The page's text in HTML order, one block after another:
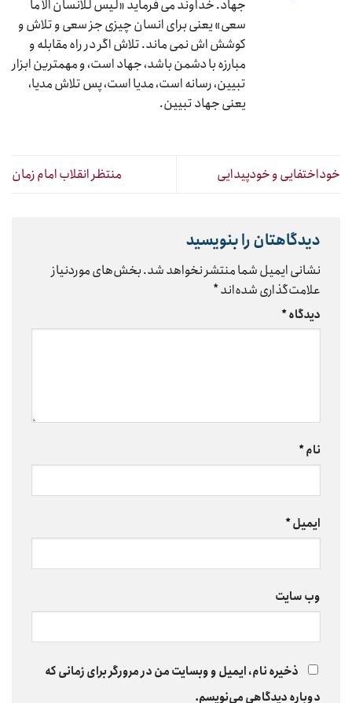
جهاد. خداوند می فرماید «لیس للانسان الا ما
سعی» یعنی برای انسان چیزی جز سعی و تلاش و
کوشش اش نمی ماند. تلاش اگر در راه مقابله و
مبارزه با دشمن باشد، جهاد است، و مهمترین ابزار
تبیین، رسانه است، مدیا است، پس تلاش مدیا،
یعنی جهاد تبیین.
خوداختفایی و خودپیدایی منتظر انقلاب امام زمان
دیدگاهتان را بنویسید
نشانی ایمیل شما منتشر نخواهد شد.بخش‌های موردنیاز
علامت‌گذاری شده‌اند*
دیدگاه*
نام*
ایمیل*
وب‌ سایت
ذخیره نام، ایمیل و وبسایت من در مرورگر برای زمانی که
دوباره دیدگاهی می‌نویسم.